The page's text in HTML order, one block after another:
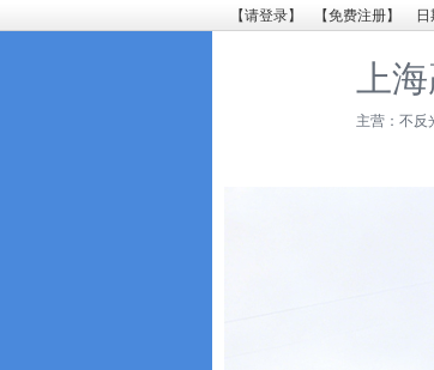
【请登录】 【免费注册】
上
主营：不反